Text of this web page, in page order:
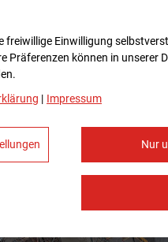
freiwillige Einwilligung
Prä­fe­renzen können in unserer
| Impressum
Nur